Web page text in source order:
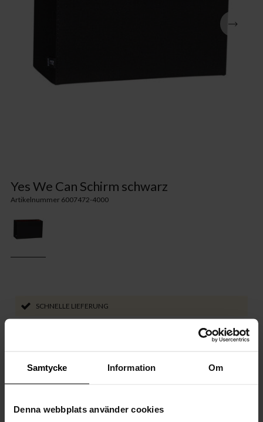
Samtycke Information Om
Denna webbplats använder cookies
Yes We Can Schirm schwarz
Artikelnummer 6007472-4000
SCHNELLE LIEFERUNG
LIEFERUNG MIT DHL